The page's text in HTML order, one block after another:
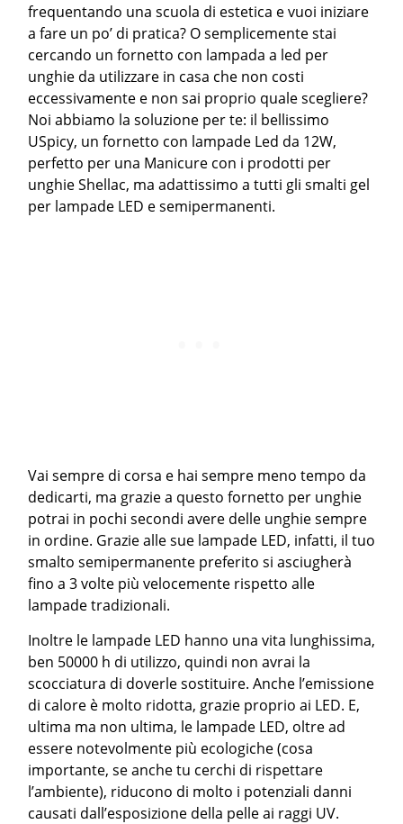
frequentando una scuola di estetica e vuoi iniziare
a fare un po’ di pratica? O semplicemente stai
cercando un fornetto con lampada a led per
unghie da utilizzare in casa che non costi
eccessivamente e non sai proprio quale scegliere?
Noi abbiamo la soluzione per te: il bellissimo
USpicy, un fornetto con lampade Led da 12W,
perfetto per una Manicure con i prodotti per
unghie Shellac, ma adattissimo a tutti gli smalti gel
per lampade LED e semipermanenti.
Vai sempre di corsa e hai sempre meno tempo da
dedicarti, ma grazie a questo fornetto per unghie
potrai in pochi secondi avere delle unghie sempre
in ordine. Grazie alle sue lampade LED, infatti, il tuo
smalto semipermanente preferito si asciugherà
fino a 3 volte più velocemente rispetto alle
lampade tradizionali.
Inoltre le lampade LED hanno una vita lunghissima,
ben 50000 h di utilizzo, quindi non avrai la
scocciatura di doverle sostituire. Anche l’emissione
di calore è molto ridotta, grazie proprio ai LED. E,
ultima ma non ultima, le lampade LED, oltre ad
essere notevolmente più ecologiche (cosa
importante, se anche tu cerchi di rispettare
l’ambiente), riducono di molto i potenziali danni
causati dall’esposizione della pelle ai raggi UV.